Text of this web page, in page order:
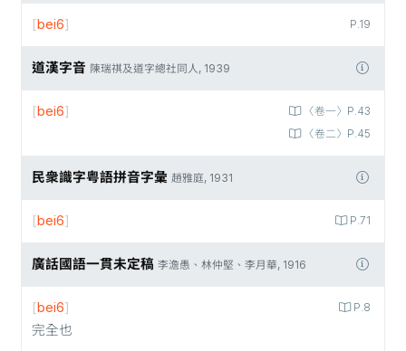
P.19
[bei6]
道漢字音 陳瑞祺及道字總社同人, 1939
〈卷一〉P.43
〈卷二〉P.45
[bei6]
民衆識字粤語拼音字彙 趙雅庭, 1931
P.71
[bei6]
廣話國語一貫未定稿 李澹愚、林仲堅、李月華, 1916
P.8
[bei6]
完全也